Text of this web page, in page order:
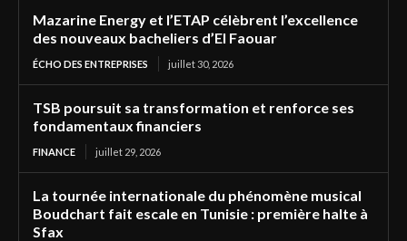
Mazarine Energy et l’ETAP célèbrent l’excellence
des nouveaux bacheliers d’El Faouar
ÉCHO DES ENTREPRISES juillet 30, 2026
TSB poursuit sa transformation et renforce ses
fondamentaux financiers
FINANCE juillet 29, 2026
La tournée internationale du phénomène musical
Boudchart fait escale en Tunisie : première halte à
Sfax